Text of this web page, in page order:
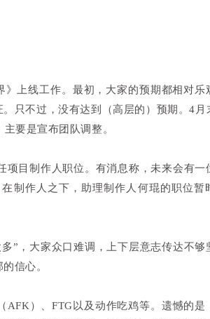
上线工作。最初，大家的预期都相对乐
只不过，没有达到（高层的）预期。4月
要是宣布团队调整。
目制作人职位。有消息称，未来会有一
制作人之下，助理制作人何琨的职位暂
”，大家众口难调，上下层意志传达不够
信心。
）、FTG以及动作吃鸡等。遗憾的是